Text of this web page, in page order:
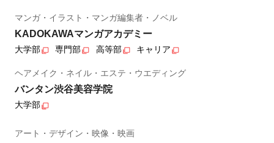
マンガ・イラスト・マンガ編集者・ノベル
KADOKAWAマンガアカデミー
大学部 専門部 高等部 キャリア
ヘアメイク・ネイル・エステ・ウエディング
バンタン渋谷美容学院
大学部
アート・デザイン・映像・映画